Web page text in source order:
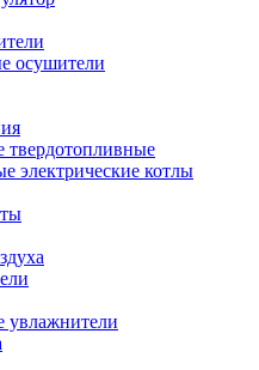
осушители
твердотопливные
электрические котлы
увлажнители